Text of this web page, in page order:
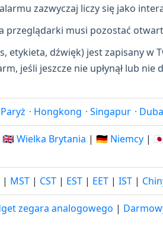
zazwyczaj liczy się jako
przeglądarki musi pozostać
etykieta, dźwięk) jest zapisany w
jeśli jeszcze nie upłynął lub nie
Paryż · Hongkong · Singapur ·
🇬🇧 Wielka Brytania | 🇩🇪 Niemcy |
| MST | CST | EST | EET | IST |
zegara analogowego |